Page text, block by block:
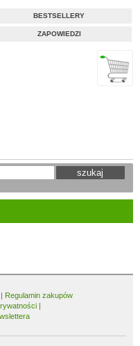
BESTSELLERY
ZAPOWIEDZI
| Regulamin zakupów
|